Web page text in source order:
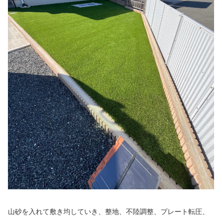
山砂を入れて敷き均していき、整地、不陸調整、プレート転圧、